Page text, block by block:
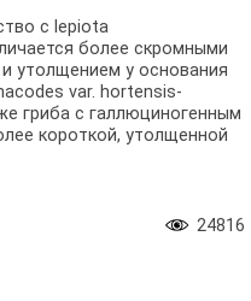
с lepiota
более скромными
утолщением у основания
var. hortensis-
гриба с галлюциногенным
короткой, утолщенной
24816